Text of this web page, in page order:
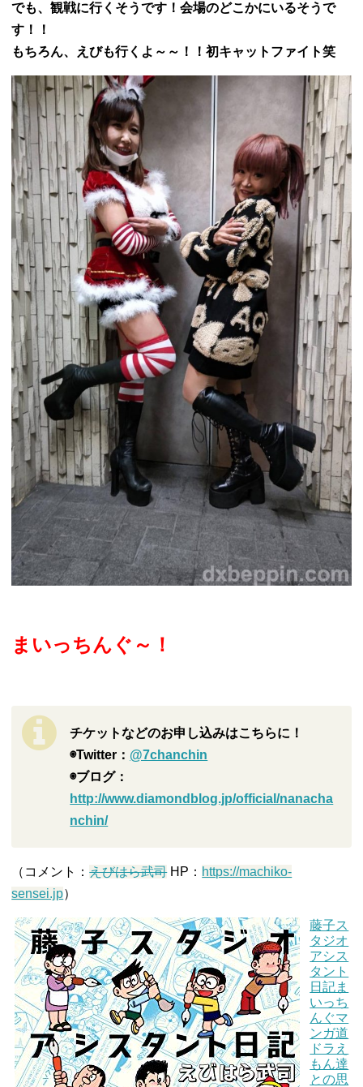
でも、観戦に行くそうです！会場のどこかにいるそうで
す！！
もちろん、えびも行くよ～～！！初キャットファイト笑
まいっちんぐ～！
チケットなどのお申し込みはこちらに！
◉Twitter： @7chanchin
◉ブログ：
http://www.diamondblog.jp/official/nanacha
nchin/
（コメント：えびはら武司HP： https://machiko-
sensei.jp）
藤子ス
タジオ
アシス
タント
日記ま
いっち
んぐマ
ンガ道
ドラえ
もん達
との思